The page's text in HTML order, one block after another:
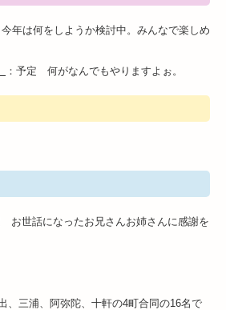
年は何をしようか検討中。みんなで楽しめ
：予定 何がなんでもやりますよぉ。
お世話になったお兄さんお姉さんに感謝を
、三浦、阿弥陀、十軒の4町合同の16名で